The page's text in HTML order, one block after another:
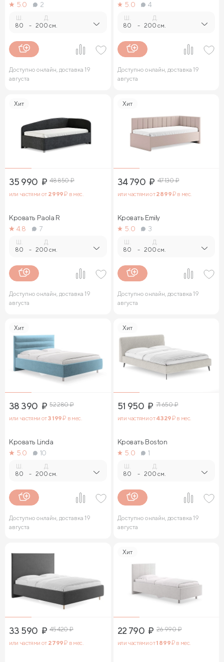
5.0
2
80 -
Д.
200 см.
Доступно онлайн, доставка 19
августа
5.0
4
80 -
Д.
200 см.
Доступно онлайн, доставка 19
августа
Хит
35 990 ₽ 48 850₽
или частями от 2 999₽ в мес.
Кровать Paola R
4.8
7
80 -
Д.
200 см.
Доступно онлайн, доставка 19
августа
Хит
34 790 ₽ 47 130₽
или частями от2 899₽ в мес.
Кровать Emily
5.0
3
80 -
Д.
200 см.
Доступно онлайн, доставка 19
августа
Хит
38 390 ₽ 52 280₽
или частями от3 199₽ в мес.
Кровать Linda
5.0
10
80 -
Д.
200 см.
Доступно онлайн, доставка 19
августа
Хит
51 950 ₽ 71 650₽
или частями от4 329₽ в мес.
Кровать Boston
5.0
1
80 -
Д.
200 см.
Доступно онлайн, доставка 19
августа
33 590 ₽ 45 420₽
или частями от 2 799₽ в мес.
Хит
22 790 ₽ 26 990₽
или частями от1 899₽ в мес.